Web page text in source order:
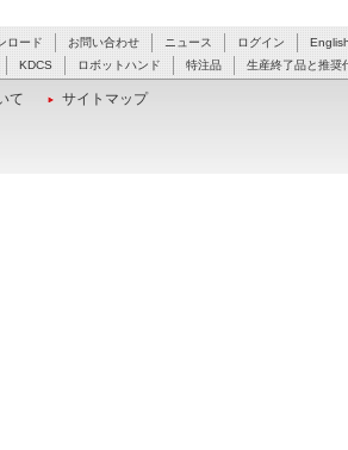
ロード お問い合わせ ニュース ログイン
KDCS ロボットハンド 特注品 生産終了品と推奨
て サイトマップ